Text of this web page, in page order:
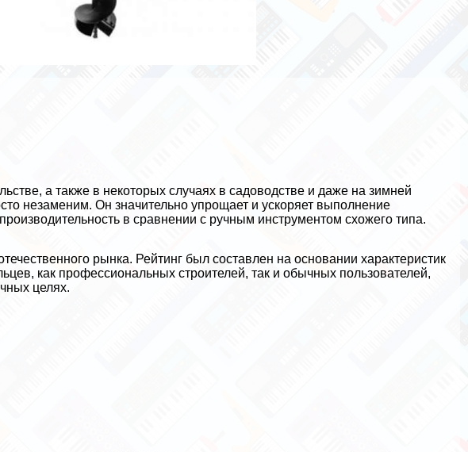
а также в некоторых случаях в садоводстве и даже на зимней
незаменим. Он значительно упрощает и ускоряет выполнение
в сравнении с ручным инструментом схожего типа.
рынка. Рейтинг был составлен на основании хаpaктеристик
как профессиональных строителей, так и обычных пользователей,
целях.